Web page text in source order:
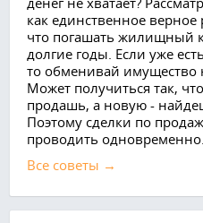
как единственное
что погашать жилищный
долгие годы. Если уже
то обменивай имущество
Может получиться так,
продашь, а новую -
Поэтому сделки по
проводить одновременно.
Все советы →